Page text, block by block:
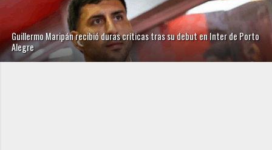
Guillermo Maripán recibió duras críticas tras su debut en Inter de Porto
Alegre